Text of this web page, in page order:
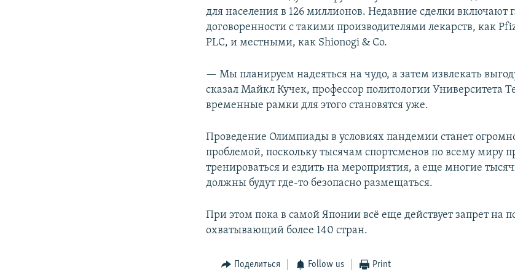
для населения в 126 миллионов. Недавние сделки включают
договоренности с такими производителями лекарств, как
PLC, и местными, как Shionogi & Co.
— Мы планируем надеяться на чудо, а затем извлекать
сказал Майкл Кучек, профессор политологии
временные рамки для этого становятся уже.
Проведение Олимпиады в условиях пандемии станет
проблемой, поскольку тысячам спортсменов по всему миру
тренироваться и ездить на мероприятия, а еще многие
должны будут где-то безопасно размещаться.
При этом пока в самой Японии всё еще действует запрет на
охватывающий более 140 стран.
Поделиться Follow us Print